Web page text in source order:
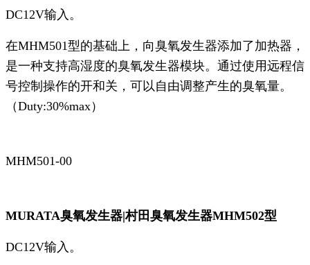
DC12V输入。
在MHM501型的基础上，向臭氧发生器添加了加热器，
是一种支持高湿度的臭氧发生器模块。通过使用远程信
号控制操作的开和关，可以自由调整产生的臭氧量。
（Duty:30%max）
MHM501-00
MURATA臭氧发生器|村田臭氧发生器MHM502型
DC12V输入。